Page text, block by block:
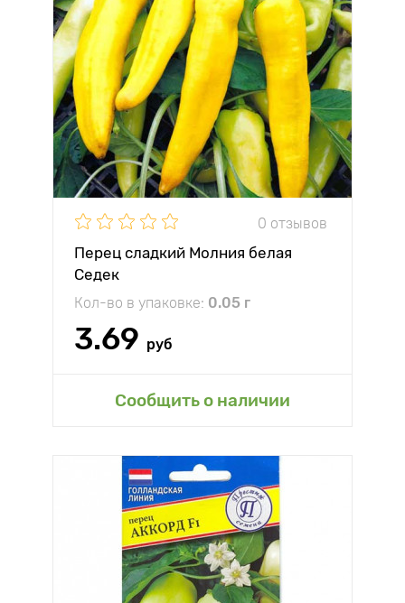
0 отзывов
Перец сладкий Молния белая
Седек
Кол-во в упаковке: 0.05 г
3.69 руб
Сообщить о наличии